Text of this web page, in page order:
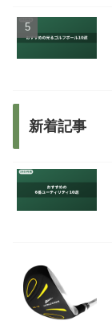
新着記事